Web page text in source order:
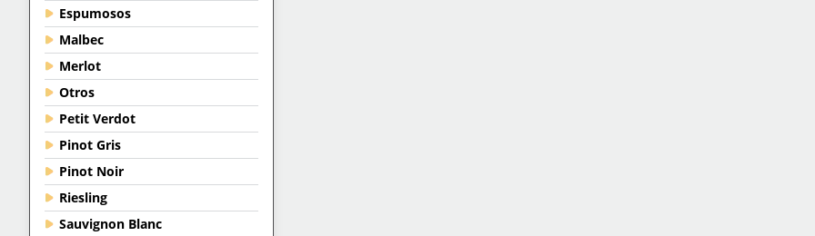
Espumosos
Malbec
Merlot
Otros
Petit Verdot
Pinot Gris
Pinot Noir
Riesling
Sauvignon Blanc